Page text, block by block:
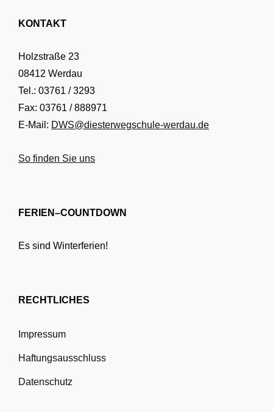
KONTAKT
Holzstraße 23
08412 Werdau
Tel.: 03761 / 3293
Fax: 03761 / 888971
E-Mail: DWS@diesterwegschule-werdau.de
So finden Sie uns
FERIEN–COUNTDOWN
Es sind Winterferien!
RECHTLICHES
Impressum
Haftungsausschluss
Datenschutz